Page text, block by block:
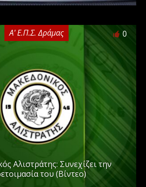
Α' Ε.Π.Σ. Δράμας 0
Αλιστράτης: Συνεχίζει την
του (Βίντεο)